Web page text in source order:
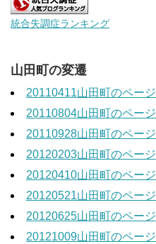
統合失調症ランキング
山田町の変遷
20110411山田町のページ
20110804山田町のページ
20110928山田町のページ
20120203山田町のページ
20120410山田町のページ
20120521山田町のページ
20120625山田町のページ
20121009山田町のページ